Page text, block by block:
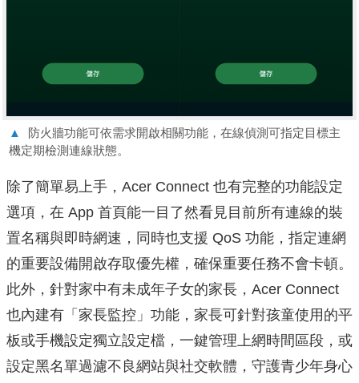
▲
防火牆功能可依需求開啟相關功能，在線偵測可指定目標主
機定期檢測連線狀態。
除了簡單易上手，Acer Connect 也有完整的功能設定
選項，在 App 首頁能一目了然看見目前所有連線的裝
置名稱與即時網速，同時也支援 QoS 功能，指定連網
的重要設備開啟存取優先權，確保重要任務不會卡頓。
此外，針對家中有未成年子女的家長，Acer Connect
也內建有「家長監控」功能，家長可針對孩童使用的平
板或手機設定獨立設定檔，一鍵管理上網時間區段，或
設定黑名單過濾不良網站與社交軟體，守護青少年身心